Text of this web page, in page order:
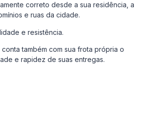
correto desde a sua residência, a
e ruas da cidade.
e resistência.
conta também com sua frota própria o
e rapidez de suas entregas.